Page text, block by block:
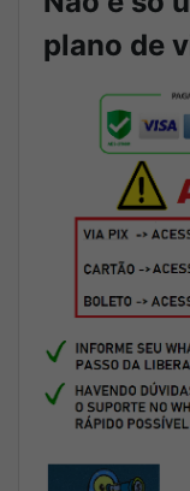
plano de